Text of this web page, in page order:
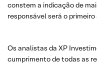
constem a indicação de
responsável será o
Os analistas da XP
cumprimento de todas as